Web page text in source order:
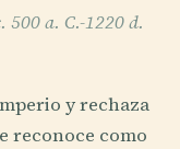
500 a. C.-1220 d.
y rechaza
reconoce como